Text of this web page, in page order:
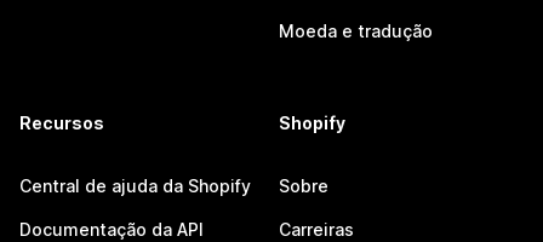
Moeda e tradução
Recursos
Central de ajuda da Shopify
Documentação da API
Shopify
Sobre
Carreiras